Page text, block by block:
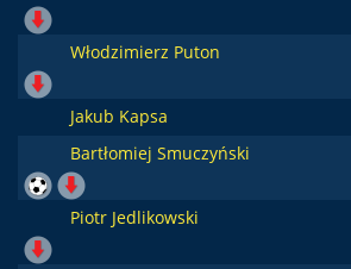
Włodzimierz Puton
Jakub Kapsa
Bartłomiej Smuczyński
Piotr Jedlikowski